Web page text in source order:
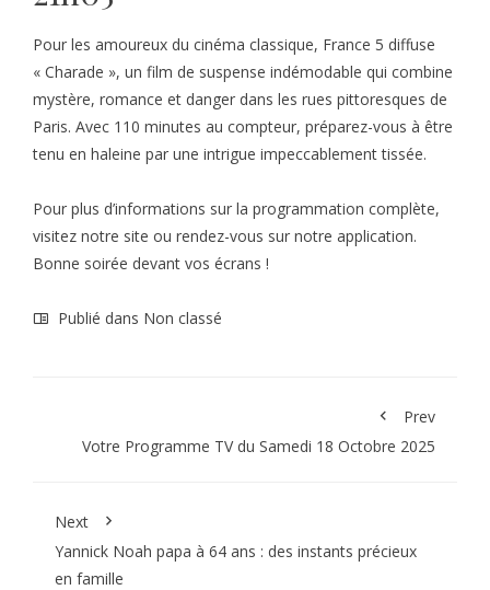
Pour les amoureux du cinéma classique, France 5 diffuse
« Charade », un film de suspense indémodable qui combine
mystère, romance et danger dans les rues pittoresques de
Paris. Avec 110 minutes au compteur, préparez-vous à être
tenu en haleine par une intrigue impeccablement tissée.
Pour plus d’informations sur la programmation complète,
visitez notre site ou rendez-vous sur notre application.
Bonne soirée devant vos écrans !
Publié dans Non classé
Prev
Votre Programme TV du Samedi 18 Octobre 2025
Next
Yannick Noah papa à 64 ans : des instants précieux
en famille